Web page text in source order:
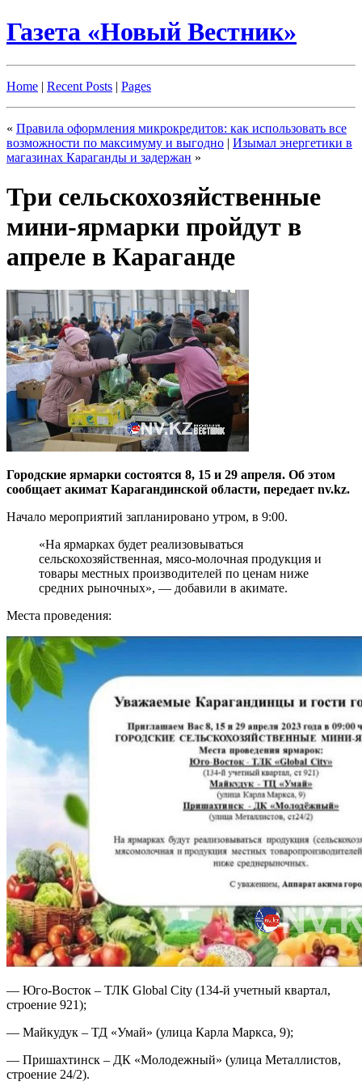
Газета «Новый Вестник»
Home | Recent Posts | Pages
« Правила оформления микрокредитов: как использовать все
возможности по максимуму и выгодно | Изымал энергетики в
магазинах Караганды и задержан »
Три сельскохозяйственные
мини-ярмарки пройдут в
апреле в Караганде
Городские ярмарки состоятся 8, 15 и 29 апреля. Об этом
сообщает акимат Карагандинской области, передает nv.kz.
Начало мероприятий запланировано утром, в 9:00.
«На ярмарках будет реализовываться
сельскохозяйственная, мясо-молочная продукция и
товары местных производителей по ценам ниже
средних рыночных», — добавили в акимате.
Места проведения:
— Юго-Восток – ТЛК Global City (134-й учетный квартал,
строение 921);
— Майкудук – ТД «Умай» (улица Карла Маркса, 9);
— Пришахтинск – ДК «Молодежный» (улица Металлистов,
строение 24/2).